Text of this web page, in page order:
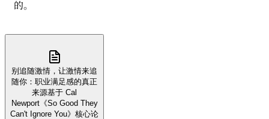
的。
别追随激情，让激情来追
随你：职业满足感的真正
来源基于 Cal
Newport《So Good They
Can't Ignore You》核心论